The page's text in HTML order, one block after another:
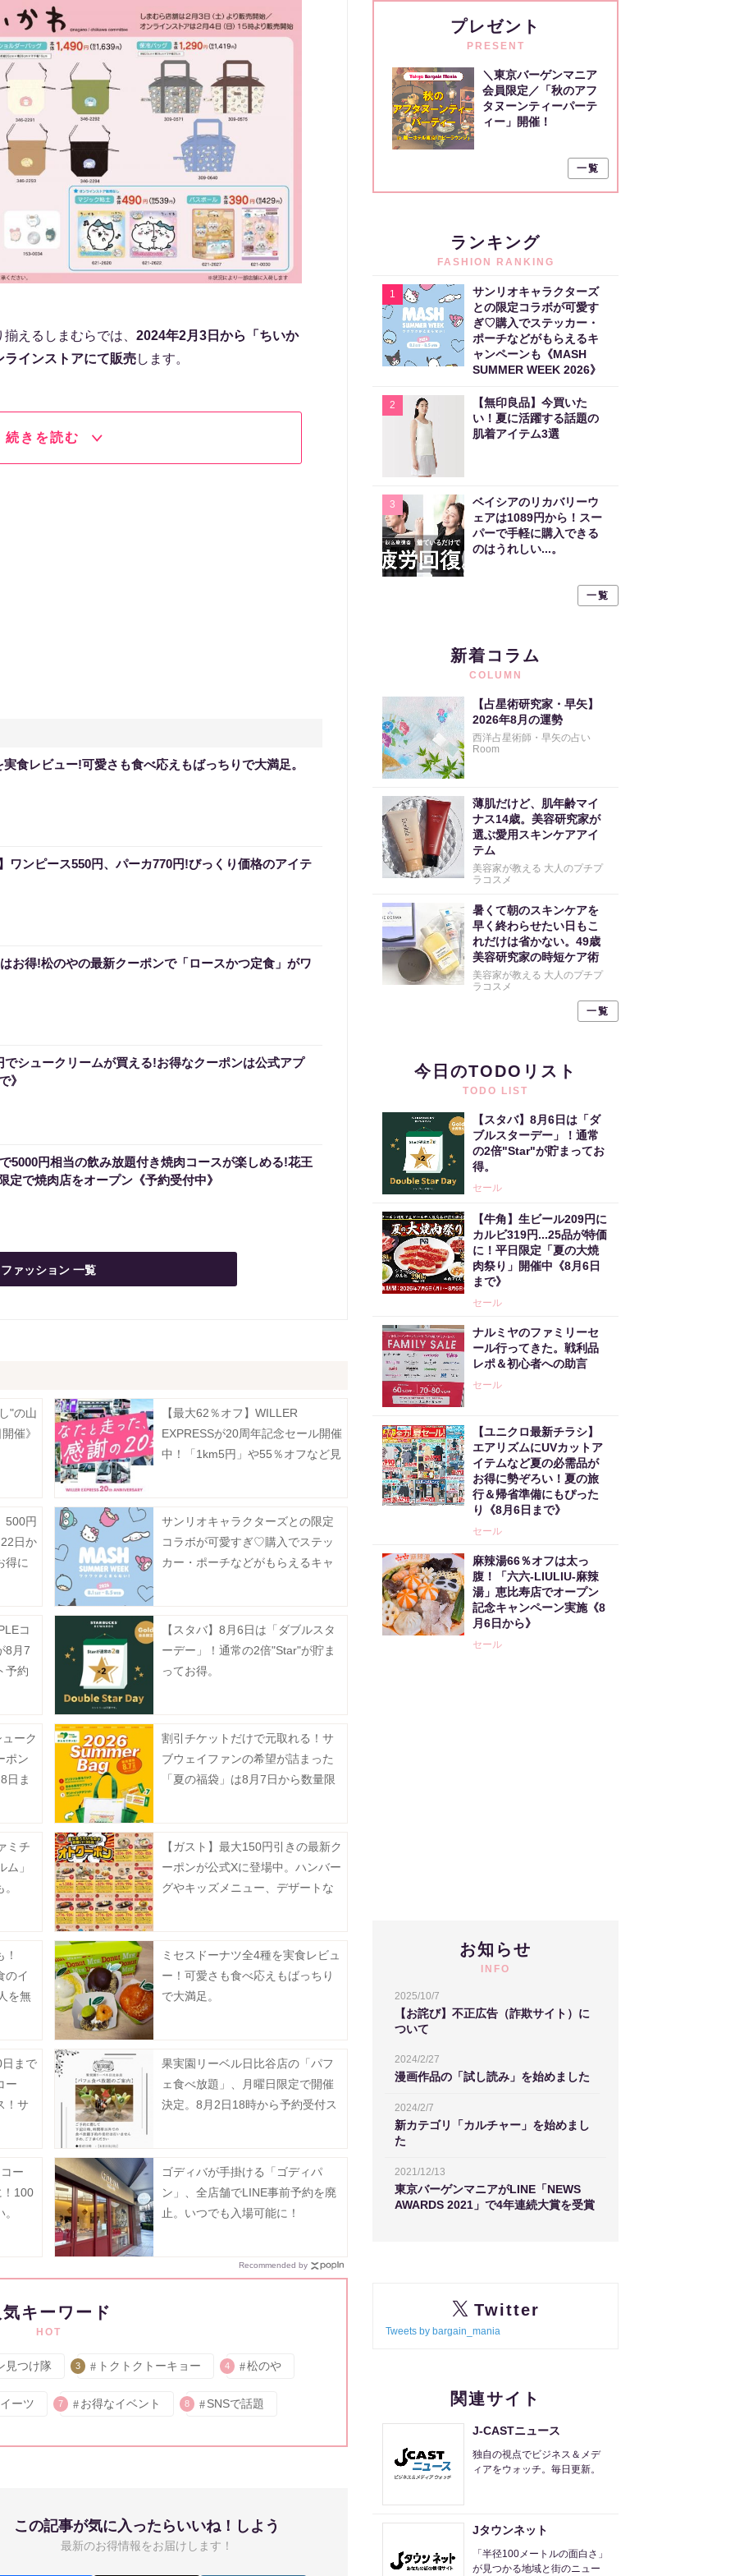
えるしまむらでは、 2024年2月3日から「ちいか
インストアにて販売します。
続きを読む
食レビュー!可愛さも食べ応えもばっちりで大満足。
ワンピース550円、パーカ770円!びっくり価格のアイテ
お得!松のやの最新クーポンで「ロースかつ定食」がワ
でシュークリームが買える!お得なクーポンは公式アプ
》
5000円相当の飲み放題付き焼肉コースが楽しめる!花王
定で焼肉店をオープン《予約受付中》
ファッション 一覧
"の山
催》
【最大62％オフ】WILLER
EXPRESSが20周年記念セール開催
中！「1km5円」や55％オフなど見
500円
日か
得に
サンリオキャラクターズとの限定
コラボが可愛すぎ♡購入でステッ
カー・ポーチなどがもらえるキャ
コ
8月7
予約
【スタバ】8月6日は「ダブルスタ
ーデー」！通常の2倍"Star"が貯ま
ってお得。
ーク
ポン
日ま
割引チケットだけで元取れる！サ
ブウェイファンの希望が詰まった
「夏の福袋」は8月7日から数量限
ミチ
」
【ガスト】最大150円引きの最新ク
ーポンが公式Xに登場中。ハンバー
グやキッズメニュー、デザートな
のイ
を無
ミセスドーナツ全4種を実食レビュ
ー！可愛さも食べ応えもばっちり
で大満足。
まで
ー
！サ
果実園リーベル日比谷店の「パフ
ェ食べ放題」、月曜日限定で開催
決定。8月2日18時から予約受付ス
ー
！100
ゴディバが手掛ける「ゴディパ
ン」、全店舗でLINE事前予約を廃
止。いつでも入場可能に！
Recommended by
キーワード
HOT
見つけ隊 3 トクトクトーキョー 4 松のや
ーツ 7 お得なイベント 8 SNSで話題
この記事が気に入ったらいいね！しよう
最新のお得情報をお届けします！
プレゼント
PRESENT
＼東京バーゲンマニア
会員限定／「秋のアフ
タヌーンティーパーテ
ィー」開催！
一覧
ランキング
FASHION RANKING
1
サンリオキャラクターズ
との限定コラボが可愛す
ぎ♡購入でステッカー・
ポーチなどがもらえるキ
ャンペーンも《MASH
SUMMER WEEK 2026》
2
【無印良品】今買いた
い！夏に活躍する話題の
肌着アイテム3選
3
ベイシアのリカバリーウ
ェアは1089円から！スー
パーで手軽に購入できる
のはうれしい...。
一覧
新着コラム
COLUMN
【占星術研究家・早矢】
2026年8月の運勢
西洋占星術師・早矢の占い
Room
薄肌だけど、肌年齢マイ
ナス14歳。美容研究家が
選ぶ愛用スキンケアアイ
テム
美容家が教える 大人のプチプ
ラコスメ
暑くて朝のスキンケアを
早く終わらせたい日もこ
れだけは省かない。49歳
美容研究家の時短ケア術
美容家が教える 大人のプチプ
ラコスメ
一覧
今日のTODOリスト
TODO LIST
【スタバ】8月6日は「ダ
ブルスターデー」！通常
の2倍"Star"が貯まってお
得。
セール
【牛角】生ビール209円に
カルビ319円...25品が特価
に！平日限定「夏の大焼
肉祭り」開催中《8月6日
まで》
セール
ナルミヤのファミリーセ
ール行ってきた。戦利品
レポ＆初心者への助言
セール
【ユニクロ最新チラシ】
エアリズムにUVカットア
イテムなど夏の必需品が
お得に勢ぞろい！夏の旅
行＆帰省準備にもぴった
り《8月6日まで》
セール
麻辣湯66％オフは太っ
腹！「六六-LIULIU-麻辣
湯」恵比寿店でオープン
記念キャンペーン実施《8
月6日から》
セール
お知らせ
INFO
2025/10/7
【お詫び】不正広告（詐欺サイト）に
ついて
2024/2/27
漫画作品の「試し読み」を始めました
2024/2/7
新カテゴリ「カルチャー」を始めまし
た
2021/12/13
東京バーゲンマニアがLINE「NEWS
AWARDS 2021」で4年連続大賞を受賞
Twitter
Tweets by bargain_mania
関連サイト
J-CASTニュース
独自の視点でビジネス＆メデ
ィアをウォッチ。毎日更新。
Jタウンネット
「半径100メートルの面白さ」
が見つかる地域と街のニュー